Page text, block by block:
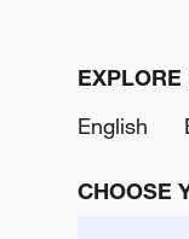
EXPLORE
English
CHOOSE